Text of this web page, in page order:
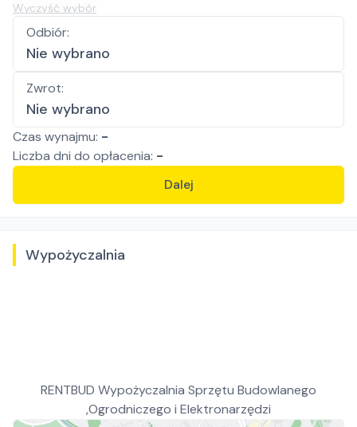
Wyczyść wybór
Odbiór:
Nie wybrano
Zwrot:
Nie wybrano
Czas wynajmu: -
Liczba dni do opłacenia: -
Dalej
Wypożyczalnia
RENTBUD Wypożyczalnia Sprzętu Budowlanego
,Ogrodniczego i Elektronarzędzi